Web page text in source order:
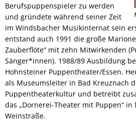
Berufspuppenspieler zu werden
und gründete während seiner Zeit
im Windsbacher Musikinternat sein
entstand auch 1991 die große
Zauberflöte“ mit zehn Mitwirkenden
Sänger*innen). 1988/89 Ausbildung
Hohnsteiner Puppentheater/Essen.
als Museumsleiter in Bad Kreuznach
Puppentheaterkultur und betreibt
das „Dornerei-Theater mit Puppen“
Weinstraße.